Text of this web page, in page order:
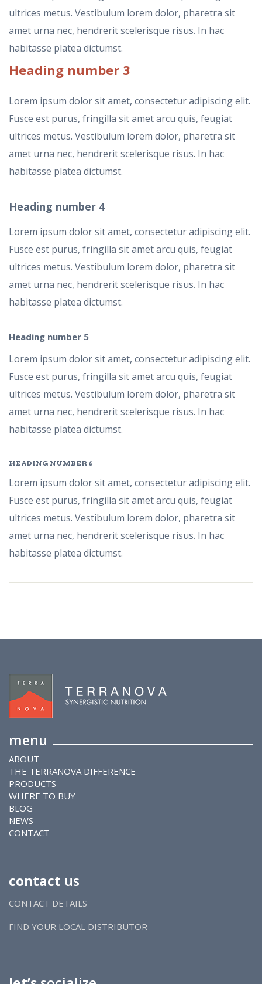
ultrices metus. Vestibulum lorem dolor, pharetra sit
amet urna nec, hendrerit scelerisque risus. In hac
habitasse platea dictumst.
Heading number 3
Lorem ipsum dolor sit amet, consectetur adipiscing elit.
Fusce est purus, fringilla sit amet arcu quis, feugiat
ultrices metus. Vestibulum lorem dolor, pharetra sit
amet urna nec, hendrerit scelerisque risus. In hac
habitasse platea dictumst.
Heading number 4
Lorem ipsum dolor sit amet, consectetur adipiscing elit.
Fusce est purus, fringilla sit amet arcu quis, feugiat
ultrices metus. Vestibulum lorem dolor, pharetra sit
amet urna nec, hendrerit scelerisque risus. In hac
habitasse platea dictumst.
Heading number 5
Lorem ipsum dolor sit amet, consectetur adipiscing elit.
Fusce est purus, fringilla sit amet arcu quis, feugiat
ultrices metus. Vestibulum lorem dolor, pharetra sit
amet urna nec, hendrerit scelerisque risus. In hac
habitasse platea dictumst.
HEADING NUMBER 6
Lorem ipsum dolor sit amet, consectetur adipiscing elit.
Fusce est purus, fringilla sit amet arcu quis, feugiat
ultrices metus. Vestibulum lorem dolor, pharetra sit
amet urna nec, hendrerit scelerisque risus. In hac
habitasse platea dictumst.
menu
ABOUT
THE TERRANOVA DIFFERENCE
PRODUCTS
WHERE TO BUY
BLOG
NEWS
CONTACT
contact us
CONTACT DETAILS
FIND YOUR LOCAL DISTRIBUTOR